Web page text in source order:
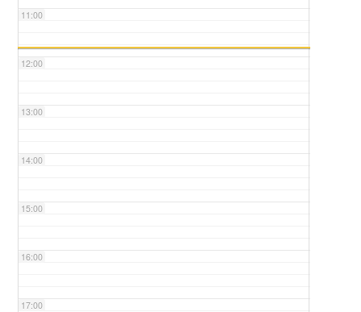
11:00
12:00
13:00
14:00
15:00
16:00
17:00